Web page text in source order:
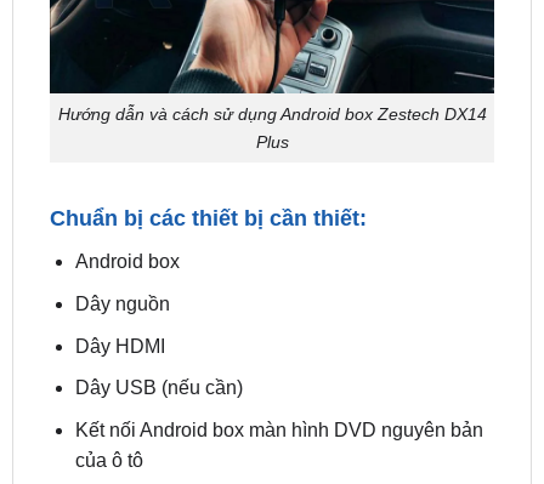
Hướng dẫn và cách sử dụng Android box Zestech DX14
Plus
Chuẩn bị các thiết bị cần thiết:
của ô tô
Các bước khởi động android box dx14